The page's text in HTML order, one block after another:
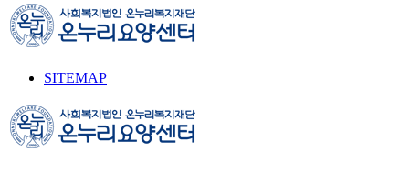
SITEMAP